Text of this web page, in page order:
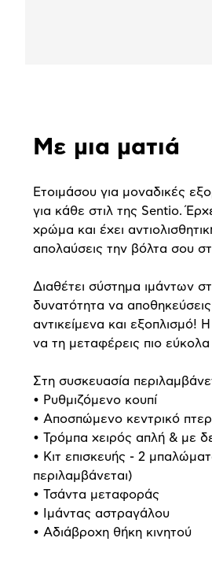
παρουσίαση
Με μια ματιά
Ετοιμάσου για μοναδικές
για κάθε στιλ της Sentio.
χρώμα και έχει
απολαύσεις την βόλτα σου
Διαθέτει σύστημα ιμάντων
δυνατότητα να
αντικείμενα και εξοπλισμό!
να τη μεταφέρεις πιο
Στη συσκευασία
• Ρυθμιζόμενο κουπί
• Αποσπώμενο κεντρικό
• Τρόμπα χειρός απλή & με
• Κιτ επισκευής - 2
περιλαμβάνεται)
• Τσάντα μεταφοράς
•
Ιμάντας αστραγάλου
• Αδιάβροχη θήκη κινητού